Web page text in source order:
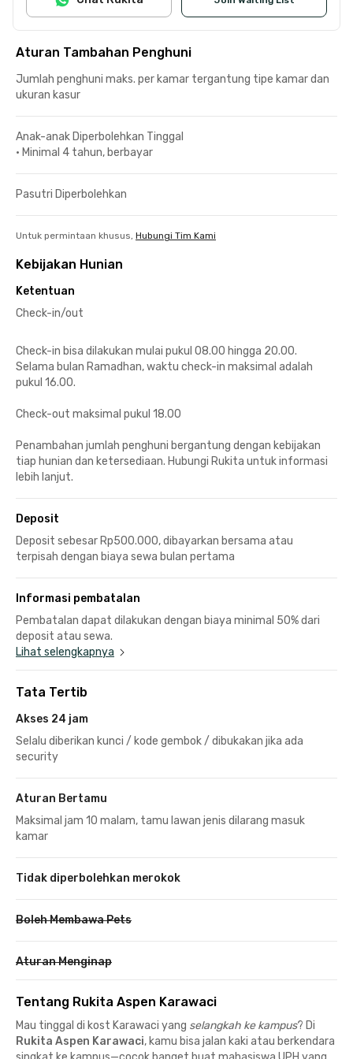
Aturan Tambahan Penghuni
Jumlah penghuni maks. per kamar tergantung tipe kamar dan
ukuran kasur
Anak-anak Diperbolehkan Tinggal
• Minimal 4 tahun, berbayar
Pasutri Diperbolehkan
Untuk permintaan khusus, Hubungi Tim Kami
Kebijakan Hunian
Ketentuan
Check-in/out
Check-in bisa dilakukan mulai pukul 08.00 hingga 20.00.
Selama bulan Ramadhan, waktu check-in maksimal adalah
pukul 16.00.
Check-out maksimal pukul 18.00
Penambahan jumlah penghuni bergantung dengan kebijakan
tiap hunian dan ketersediaan. Hubungi Rukita untuk informasi
lebih lanjut.
Deposit
Deposit sebesar Rp500.000, dibayarkan bersama atau
terpisah dengan biaya sewa bulan pertama
Informasi pembatalan
Pembatalan dapat dilakukan dengan biaya minimal 50% dari
deposit atau sewa.
Lihat selengkapnya
Tata Tertib
Akses 24 jam
Selalu diberikan kunci / kode gembok / dibukakan jika ada
security
Aturan Bertamu
Maksimal jam 10 malam, tamu lawan jenis dilarang masuk
kamar
Tidak diperbolehkan merokok
Boleh Membawa Pets
Aturan Menginap
Tentang Rukita Aspen Karawaci
Mau tinggal di kost Karawaci yang selangkah ke kampus? Di
Rukita Aspen Karawaci, kamu bisa jalan kaki atau berkendara